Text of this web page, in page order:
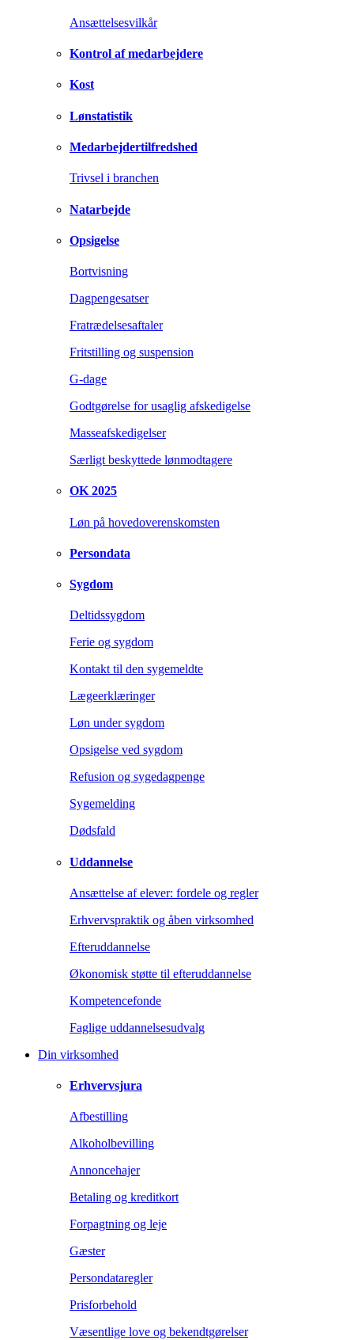
Ansættelsesvilkår
Kontrol af medarbejdere
Kost
Lønstatistik
Medarbejdertilfredshed
Trivsel i branchen
Natarbejde
Opsigelse
Bortvisning
Dagpengesatser
Fratrædelsesaftaler
Fritstilling og suspension
G-dage
Godtgørelse for usaglig afskedigelse
Masseafskedigelser
Særligt beskyttede lønmodtagere
OK 2025
Løn på hovedoverenskomsten
Persondata
Sygdom
Deltidssygdom
Ferie og sygdom
Kontakt til den sygemeldte
Lægeerklæringer
Løn under sygdom
Opsigelse ved sygdom
Refusion og sygedagpenge
Sygemelding
Dødsfald
Uddannelse
Ansættelse af elever: fordele og regler
Erhvervspraktik og åben virksomhed
Efteruddannelse
Økonomisk støtte til efteruddannelse
Kompetencefonde
Faglige uddannelsesudvalg
Din virksomhed
Erhvervsjura
Afbestilling
Alkoholbevilling
Annoncehajer
Betaling og kreditkort
Forpagtning og leje
Gæster
Persondataregler
Prisforbehold
Væsentlige love og bekendtgørelser